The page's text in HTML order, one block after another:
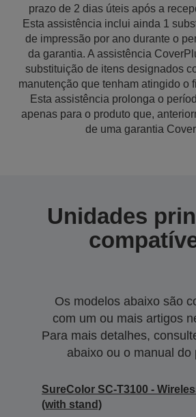
prazo de 2 dias úteis após a
Esta assistência inclui ainda 1
de impressão por ano durante o
da garantia. A assistência
substituição de itens designados
manutenção que tenham atingido o
Esta assistência prolonga o
apenas para o produto que,
de uma garantia
Unidades
Os modelos abaixo são
com um ou mais artigos
Para mais detalhes,
abaixo ou o manual do
SureColor SC-T3100 -
(with stand)